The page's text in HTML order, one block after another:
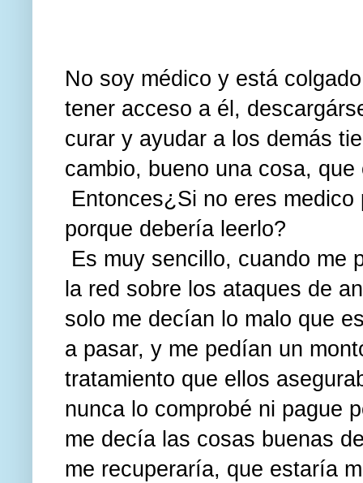
No soy médico y está
tener acceso a él,
curar y ayudar a los demás
cambio, bueno una cosa,
Entonces¿Si no eres
porque debería leerlo?
Es muy sencillo, cuando me
la red sobre los ataques de
solo me decían lo malo que
a pasar, y me pedían un
tratamiento que ellos
nunca lo comprobé ni pague
me decía las cosas buenas
me recuperaría, que estaría